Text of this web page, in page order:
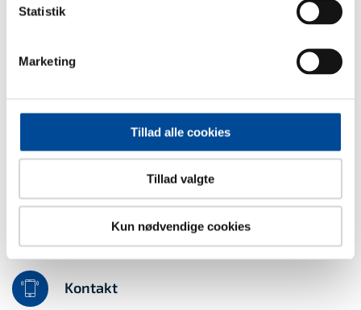
Statistik
Marketing
Tillad alle cookies
Tillad valgte
Kun nødvendige cookies
Familiehusene er en del af
socialpædagogiske tilbud til udsatte børn, unge og
familier, som har brug for støtte i hverdagen. Vi
arbejder fokuseret ud fra den enkelte borgers behov
Sidst opdateret: 14. september 2021
Kontakt